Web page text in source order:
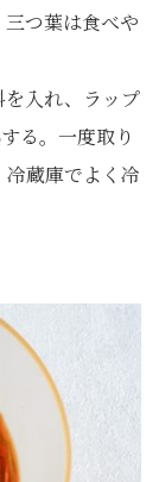
つ葉は食べや
入れ、ラップ
る。一度取り
蔵庫でよく冷